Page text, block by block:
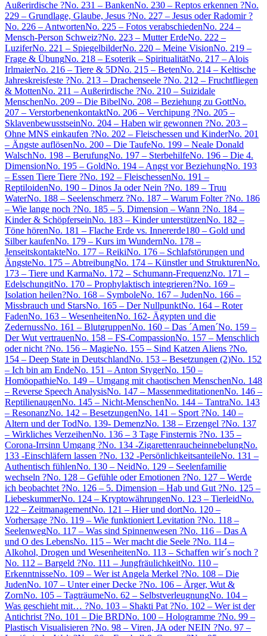
Außerirdische ?No. 231 – BankenNo. 230 – Reptos erkennen ?No.
229 – Grundlage, Glaube, Jesus ?No. 227 – Jesus oder Radomir ?
No. 226 – AntwortenNo. 225 – Fotos verabschiedenNo. 224 –
Mensch-Person Schweiz?No. 223 – Mutter ErdeNo. 222 –
LuziferNo. 221 – SpiegelbilderNo. 220 – Meine VisionNo. 219 –
Frage & ÜbungNo. 218 – Esoterik – SpiritualitätNo. 217 – Alois
IrlmaierNo. 216 – Tiere & 5DNo. 215 – BetenNo. 214 – Keltische
Jahreskreisfeste ?No. 213 – Drachenseele ?No. 212 – Fruchtfliegen
& MottenNo. 211 – Außerirdische ?No. 210 – Suizidale
MenschenNo. 209 – Die BibelNo. 208 – Beziehung zu GottNo.
207 – VerstorbenenkontaktNo. 206 – Verchipung ?No. 205 –
SklavenbewusstseinNo. 204 – Haben wir gewonnen ?No. 203 –
Ohne MNS einkaufen ?No. 202 – Fleischessen und KinderNo. 201
– Ängste auflösenNo. 200 – Die TaufeNo. 199 – Neale Donald
WalschNo. 198 – BerufungNo. 197 – SterbehilfeNo. 196 – Die 4.
DimensionNo. 195 – GoldNo. 194 – Angst vor BeziehungNo. 193
– Essen Tiere Tiere ?No. 192 – FleischessenNo. 191 –
ReptiloidenNo. 190 – Dinos Ja oder Nein ?No. 189 – Truu
WaterNo. 188 – Seelenschmerz ?No. 187 – Warum Folter ?No. 186
– Wie lange noch ?No. 185 – 5. Dimension – Wann ?No. 184 –
Kinder & SchöpferseinNo. 183 – Kinder unterstützenNo. 182 –
Töne hörenNo. 181 – Flache Erde vs. Innererde180 – Gold und
Silber kaufenNo. 179 – Kurs im WundernNo. 178 –
JenseitskontakteNo. 177 – ReikiNo. 176 – Schlafstörungen und
ÄngsteNo. 175 – AbtreibungNo. 174 – Künstler und StrukturenNo.
173 – Tiere und KarmaNo. 172 – Schumann-FrequenzNo. 171 –
EdelschungitNo. 170 – Prophylaktisch integrieren?No. 169 –
Isolation heilen?No. 168 – SymboleNo. 167 – JudenNo. 166 –
Missbrauch und StarsNo. 165 – Der NullpunktNo. 164 – Roter
FadenNo. 163 – WesenheitenNo. 162- Ägypten und die
ZedernussNo. 161 – BlutgruppenNo. 160 – Das ´Amen´No. 159 –
Der Wut vertrauenNo. 158 – FS-CompassionNo. 157 – Menschlich
oder nicht ?No. 156 – MagieNo. 155 – Sind Katzen Aliens ?No.
154 – Deep State in DeutschlandNo. 153 – Besetzungen (2)No. 152
– Ich bin am EndeNo. 151 – Anton StygerNo. 150 –
HomöopathieNo. 149 – Umgang mit chaotischen MenschenNo. 148
– Reverse Speech AnalysisNo. 147 – MassenmeditationenNo. 146 –
ReptilienaugenNo. 145 – Nicht-MenschenNo. 144 – TantraNo. 143
– ResonanzNo. 142 – BesetzungenNo. 141 – Sport ?No. 140 –
Altern und der TodNo. 139- DemenzNo. 138 – Erzengel ?No. 137
– Wirkliches VerzeihenNo. 136 – 3 Tage Finsternis ?No. 135 –
Corona-Irrsinn Umgang ?No. 134 -ZigarettenraucheinnebelungNo.
133 -Einschläfern lassen ?No. 132 -PersönlichkeitsanteileNo. 131 –
Authentisch fühlenNo. 130 – NeidNo. 129 – Seelenfamilie
wechseln ?No. 128 – Gefühle oder Emotionen ?No. 127 – Werde
ich beobachtet ?No. 126 – 5. Dimension – Hab und Gut ?No. 125 –
LiebeskummerNo. 124 – KryptowährungenNo. 123 – TierleidNo.
122 – ZeitmanagementNo. 121 – Hier und dortNo. 120 –
Vorhersage ?No. 119 – Wie funktioniert Levitation ?No. 118 –
SeelenwegNo. 117 – Was sind Spinnenwesen ?No. 116 – Das A
und O des LebensNo. 115 – Wer macht die Seele ?No. 114 –
Alkohol, Drogen und WesenheitenNo. 113 – Schaffen wir´s noch ?
No. 112 – Bargeld ?No. 111 – JungfräulichkeitNo. 110 –
ErkenntnisseNo. 109 – Wer ist Angela Merkel ?No. 108 – Die
JudenNo. 107 – Unter einer Decke ?No. 106 – Ärger, Wut &
ZornNo. 105 – TagträumeNo. 62 – SelbstverleugnungNo. 104 –
Was geschieht mit… ?No. 103 – Shakti Pat ?No. 102 – Wer ist der
Antichrist ?No. 101 – Die BRDNo. 100 – Hologramme ?No. 99 –
Plastisch Visualisieren ?No. 98 – Viren, JA oder NEIN ?No. 97 –